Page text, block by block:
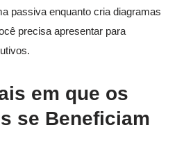
passiva enquanto cria diagramas
precisa apresentar para
em que os
se Beneficiam